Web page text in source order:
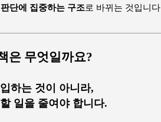
단에 집중하는 구조로 바뀌는 것입니
은 무엇일까요?
하는 것이 아니라,
일을 줄여야 합니다.